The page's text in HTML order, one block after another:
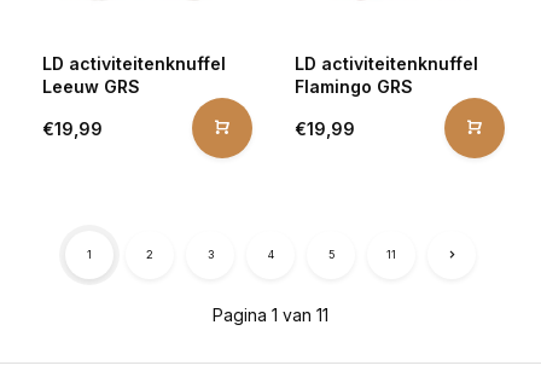
LD activiteitenknuffel
Leeuw GRS
€19,99
LD activiteitenknuffel
Flamingo GRS
€19,99
Pagina 1 van 11
1 2 3 4 5 11